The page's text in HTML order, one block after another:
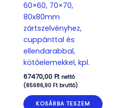
60×60, 70×70,
80x80mm
zártszelvényhez,
cuppánttal és
ellendarabbal,
kötőelemekkel, kpl.
67470,00 Ft nettó
(85686,90 Ftbruttó)
KOSÁRBA TESZEM